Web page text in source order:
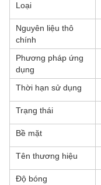
Loại
Nguyên liệu thô
chính
Phương pháp ứng
dụng
Thời hạn sử dụng
Trạng thái
Bề mặt
Tên thương hiệu
Độ bóng